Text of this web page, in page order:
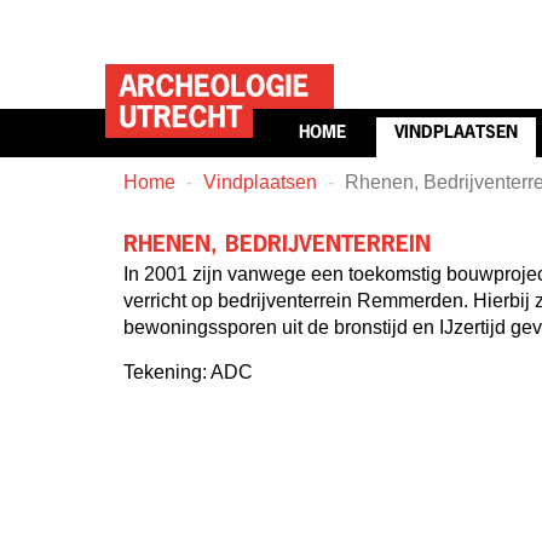
HOME VINDPLAATSEN
Home Vindplaatsen Rhenen,
RHENEN, BEDRIJVENTERREIN
In 2001 zijn vanwege een toekomstig
verricht op bedrijventerrein Remmerden. Hierbij
bewoningssporen uit de bronstijd en IJzertijd
Tekening: ADC